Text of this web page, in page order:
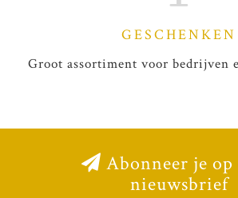
GESCHENKEN
Groot assortiment voor bedrijven
Abonneer je op
nieuwsbrief